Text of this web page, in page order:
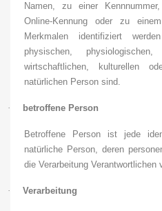
Namen, zu einer
Online-Kennung oder zu
Merkmalen identifiziert
physischen,
wirtschaftlichen, kulturellen
natürlichen Person sind.
· betroffene Person
Betroffene Person ist jede
natürliche Person, deren
die Verarbeitung Verantwortlichen
· Verarbeitung